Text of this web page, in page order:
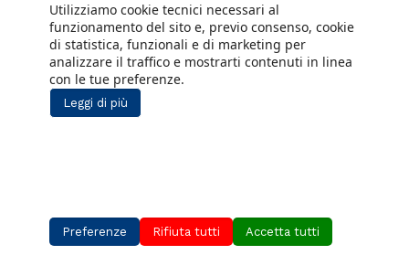
Privacy
Arianna Net
Società di
servizi
Cookie Policy
Arianna CE
Gestisci cookie
Social Media Policy
Utilizziamo cookie tecnici necessari al
funzionamento del sito e, previo consenso, cookie
di statistica, funzionali e di marketing per
analizzare il traffico e mostrarti contenuti in linea
con le tue preferenze.
Leggi di più
Preferenze Rifiuta tutti Accetta tutti